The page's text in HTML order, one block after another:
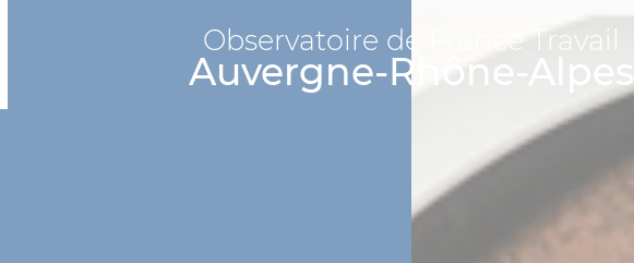
Observatoire de France Travail
Auvergne-Rhône-Alpes